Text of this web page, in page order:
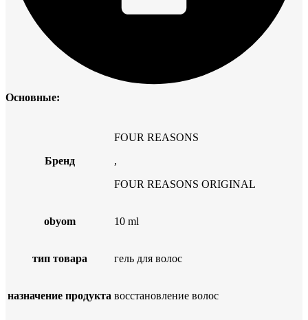
Основные:
Бренд
FOUR REASONS
,
FOUR REASONS ORIGINAL
obyom 10 ml
тип товара гель для волос
назначение продукта восстановление волос